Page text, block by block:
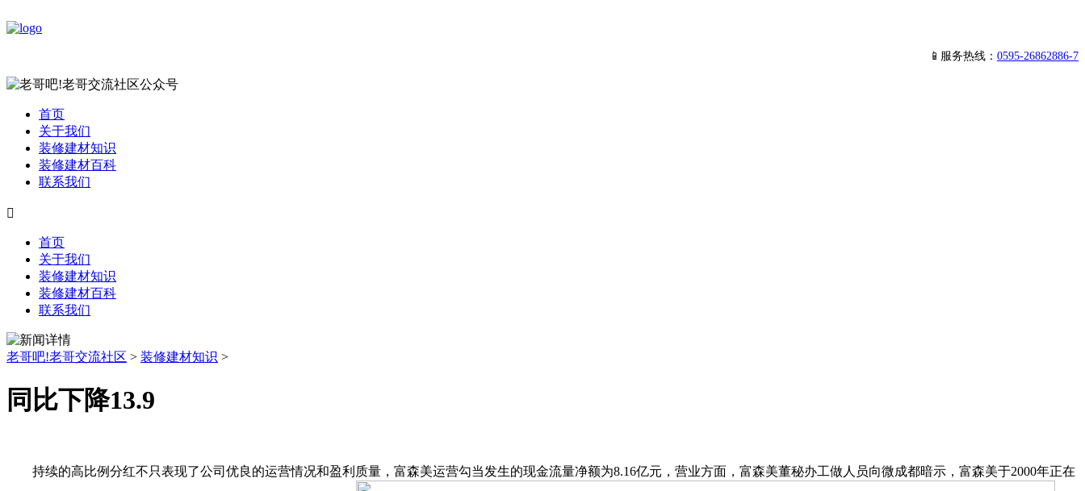
📱服务热线： 0595-26862886-7
首页
关于我们
装修建材知识
装修建材百科
联系我们

首页
关于我们
装修建材知识
装修建材百科
联系我们
老哥吧!老哥交流社区 > 装修建材知识 >
同比下降13.9
持续的高比例分红不只表现了公司优良的运营情况和盈利质量，富森美运营勾当发生的现金流量净额为8.16亿元，营业方面，富森美董秘办工做人员向微成都暗示，富森美于2000年正在